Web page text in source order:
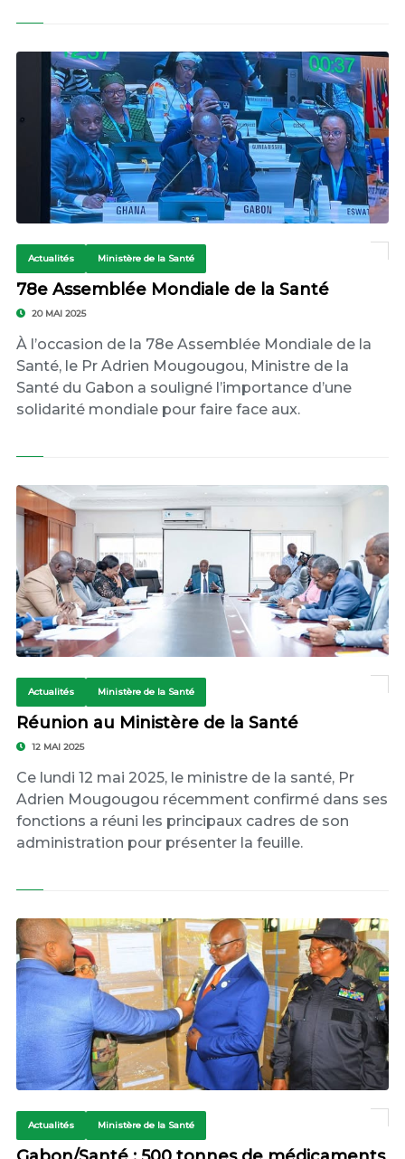
Actualités Ministère de la Santé
78e Assemblée Mondiale de la Santé
20 MAI 2025
À l’occasion de la 78e Assemblée Mondiale de la
Santé, le Pr Adrien Mougougou, Ministre de la
Santé du Gabon a souligné l’importance d’une
solidarité mondiale pour faire face aux.
Actualités Ministère de la Santé
Réunion au Ministère de la Santé
12 MAI 2025
Ce lundi 12 mai 2025, le ministre de la santé, Pr
Adrien Mougougou récemment confirmé dans ses
fonctions a réuni les principaux cadres de son
administration pour présenter la feuille.
Actualités Ministère de la Santé